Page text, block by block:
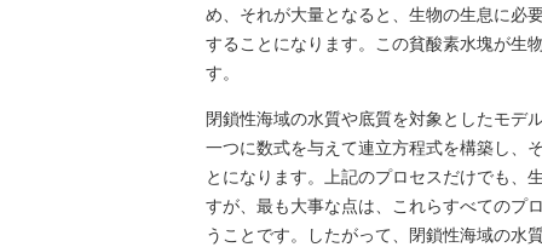
め、それが大量となると、生物の生息に必
することになります。この貧酸素水塊が生
す。
閉鎖性海域の水質や底質を対象としたモデ
一つに数式を与えて連立方程式を構築し、
とになります。上記のプロセスだけでも、
すが、最も大事な点は、これらすべてのプ
うことです。したがって、閉鎖性海域の水